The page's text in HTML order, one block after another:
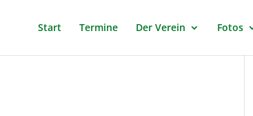
Start Termine Der Verein Fotos